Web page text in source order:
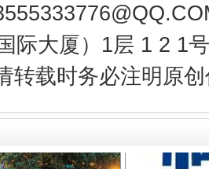
际大厦）1层 1 2 1
转载时务必注明原
生不息